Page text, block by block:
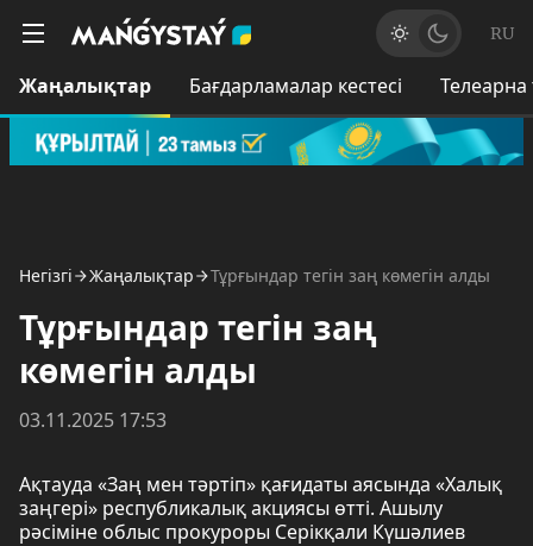
RU
Жаңалықтар Бағдарламалар кестесі
Негізгі Жаңалықтар Тұрғындар тегін заң көмегін алды
Тұрғындар тегін заң
көмегін алды
03.11.2025 17:53
Ақтауда «Заң мен тәртіп» қағидаты аясында «Халық
заңгері» республикалық акциясы өтті. Ашылу
рәсіміне облыс прокуроры Серікқали Күшәлиев